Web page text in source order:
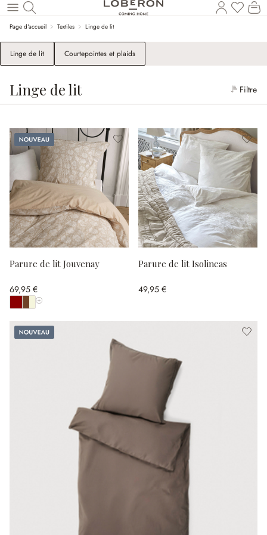
Revenir au contenu principal
Page d'accueil Textiles Linge de lit
Linge de lit Courtepointes et plaids
Linge de lit Filtre
Nouveau
Parure de lit Jouvenay
69,95 €
Afficher toutes les couleurs
Nouveau
Parure de lit Isolineas
49,95 €